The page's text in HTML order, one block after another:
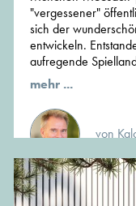
"vergessener"
sich der
entwickeln.
aufregende
mehr ...
von